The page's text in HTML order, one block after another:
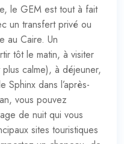
le GEM est tout à fait
un transfert privé ou
au Caire. Un
tôt le matin, à visiter
calme), à déjeuner,
Sphinx dans l’après-
vous pouvez
de nuit qui vous
sites touristiques